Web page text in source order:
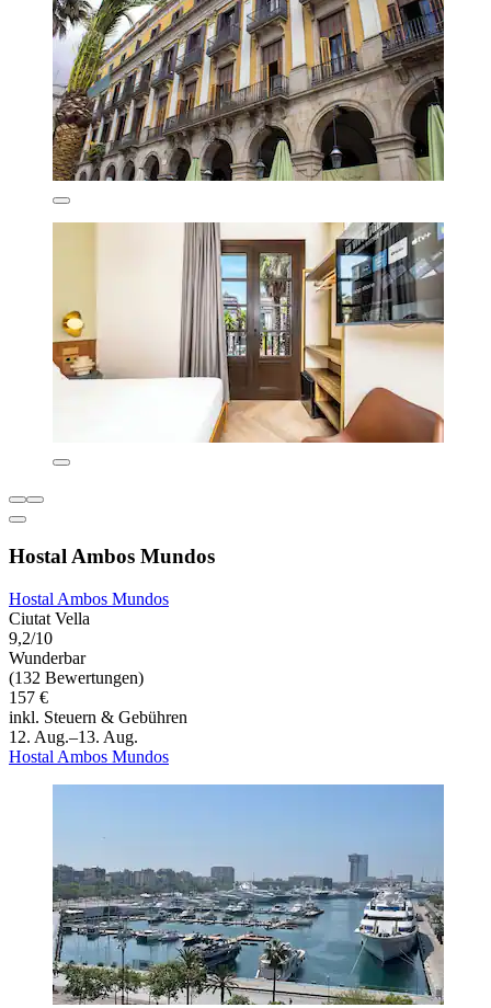
Hostal Ambos Mundos
Hostal Ambos Mundos
Ciutat Vella
9,2/10
Wunderbar
(132 Bewertungen)
157 €
inkl. Steuern & Gebühren
12. Aug.–13. Aug.
Hostal Ambos Mundos